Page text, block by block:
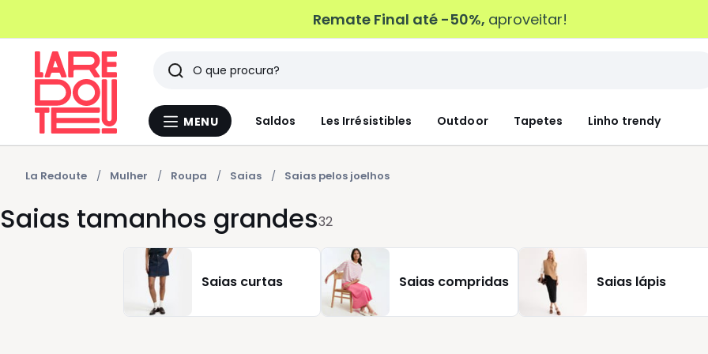
Remate Final até -50%, aproveitar!
Menu
MENU Saldos Les Irrésistibles Outdoor Tapetes Linho trendy
Pesquisar
Últimos
artigos
vistos
La Redoute Mulher Roupa Saias Saias pelos joelhos
Saias tamanhos grandes32
Saias curtas Saias compridas Saias lápis